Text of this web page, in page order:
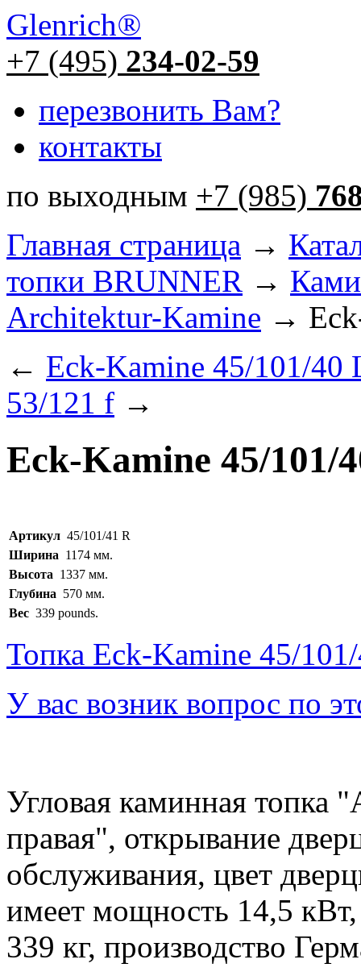
Glenrich®
+7 (495) 234-02-59
перезвонить Вам?
контакты
по выходным +7 (985)
Главная страница →
топки BRUNNER →
Architektur-Kamine →
← Eck-Kamine 45/101/40
53/121 f →
Eck-Kamine 45/101/
Артикул 45/101/41 R
Ширина 1174 мм.
Высота 1337 мм.
Глубина 570 мм.
Вес 339 pounds.
Топка Eck-Kamine 45/
У вас возник вопрос по
Угловая каминная топка
правая", открывание
обслуживания, цвет
имеет мощность 14,5
339 кг, производство